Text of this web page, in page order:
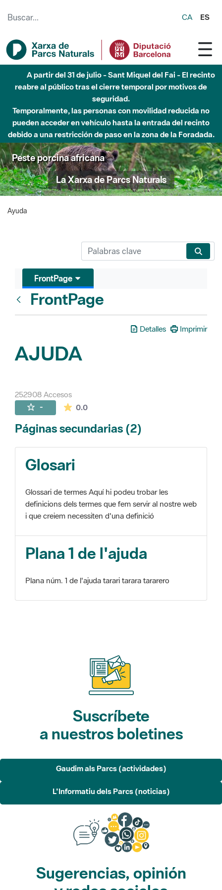
CA ES
A partir del 31 de julio - Sant Miquel del Fai - El recinto
reabre al público tras el cierre temporal por motivos de
seguridad.
Temporalmente, las personas con movilidad reducida no
pueden acceder en vehículo hasta la entrada del recinto
debido a una restricción de paso en la zona de la Foradada.
Peste porcina africana
La Xarxa de Parcs Naturals
Ayuda
FrontPage
FrontPage
Detalles Imprimir
AJUDA
252908 Accesos
- 0.0La valoración media es de 0 estrellas de
Páginas secundarias (2)
Glosari
Glossari de termes Aquí hi podeu trobar les
definicions dels termes que fem servir al nostre web
i que creiem necessiten d'una definició
Plana 1 de l'ajuda
Plana núm. 1 de l'ajuda tarari tarara tararero
Suscríbete
a nuestros boletines
Gaudim als Parcs (actividades)
L'Informatiu dels Parcs (noticias)
Sugerencias, opinión